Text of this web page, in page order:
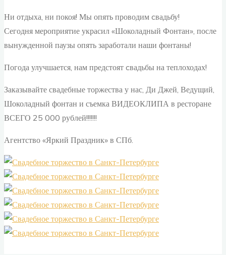
Ни отдыха, ни покоя! Мы опять проводим cвадьбу!
Сегодня мероприятие украсил «Шоколадный Фонтан», после
вынужденной паузы опять заработали наши фонтаны!
Погода улучшается, нам предстоят cвадьбы на теплоходах!
Заказывайте свадебные торжества у нас, Ди Джей, Ведущий,
Шоколадный фонтан и съемка ВИДЕОКЛИПА в ресторане
ВСЕГО 25 000 рублей!!!!!!!
Агентство «Яркий Праздник» в СПб.